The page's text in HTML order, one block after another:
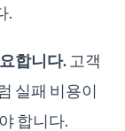
.
합니다. 고객
실패 비용이
합니다.